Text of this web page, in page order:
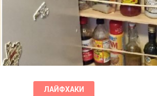
ЛАЙФХАКИ